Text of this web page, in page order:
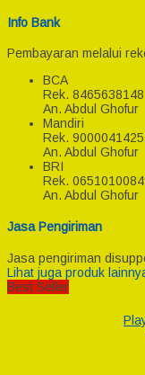
Info Bank
Pembayaran melalui
BCA
Rek. 8465638148
An. Abdul Ghofur
Mandiri
Rek.
An. Abdul Ghofur
BRI
Rek.
An. Abdul Ghofur
Jasa Pengiriman
Jasa pengiriman
Lihat juga produk
Best Seller